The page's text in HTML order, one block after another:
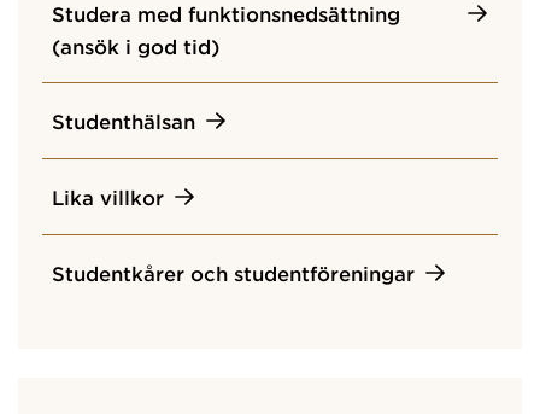
Studera med funktionsnedsättning
(ansök i god tid)
Studenthälsan
Lika villkor
Studentkårer och studentföreningar